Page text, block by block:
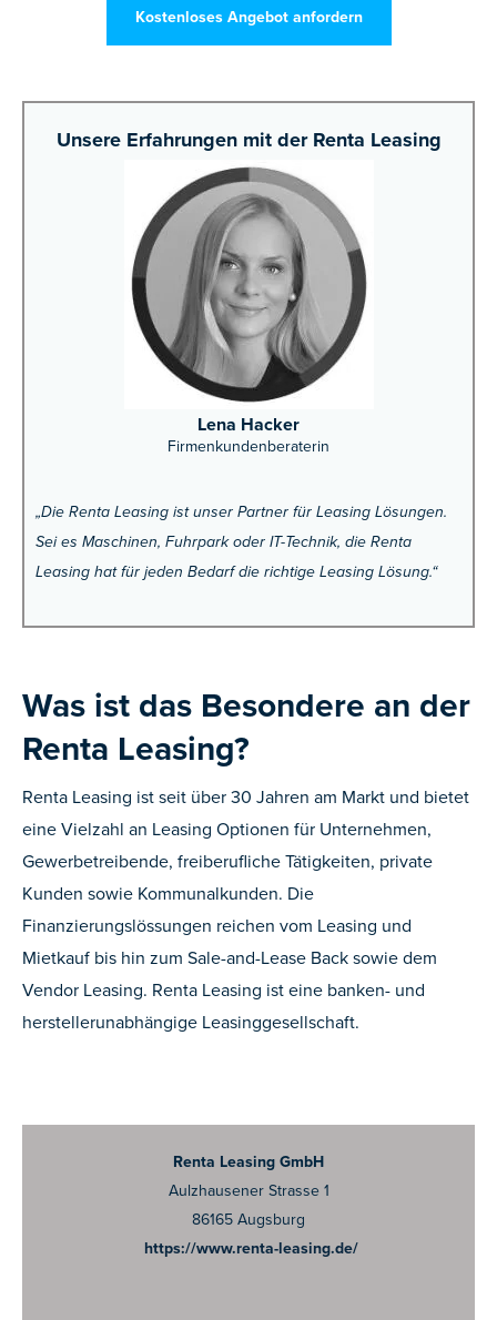
Kostenloses Angebot anfordern
Unsere Erfahrungen mit der Renta Leasing
Lena Hacker
Firmenkundenberaterin
„Die Renta Leasing ist unser Partner für Leasing Lösungen.
Sei es Maschinen, Fuhrpark oder IT-Technik, die Renta
Leasing hat für jeden Bedarf die richtige Leasing Lösung.“
Was ist das Besondere an der
Renta Leasing?
Renta Leasing ist seit über 30 Jahren am Markt und bietet
eine Vielzahl an Leasing Optionen für Unternehmen,
Gewerbetreibende, freiberufliche Tätigkeiten, private
Kunden sowie Kommunalkunden. Die
Finanzierungslössungen reichen vom Leasing und
Mietkauf bis hin zum Sale-and-Lease Back sowie dem
Vendor Leasing. Renta Leasing ist eine banken- und
herstellerunabhängige Leasinggesellschaft.
Renta Leasing GmbH
Aulzhausener Strasse 1
86165 Augsburg
https://www.renta-leasing.de/